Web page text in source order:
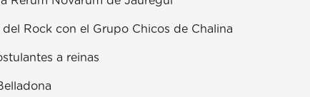
Rock con el Grupo Chicos de Chalina
a reinas